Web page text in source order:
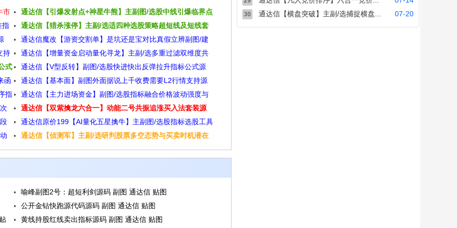
市 通达信【引爆发射点+神星牛熊】主副图/选股中线引爆临界点
介入资金利用效率高源码
指 通达信【猎杀涨停】主副/选适四种选股策略超短线及短线套
利源码
通达信魔改【游资交割单】是坑还是宝对比真假立辨副图/建
仓真拉升源码
持 通达信【增量资金启动量化寻龙】主副/选多重过滤双维度共
振主力资金识别与共振源码
式 通达信【V型反转】副图/选股快进快出反弹拉升指标公式源
码
函 通达信【基本面】副图外面据说上千收费需要L2行情支持源
码
指 通达信【主力进场资金】副图/选股指标融合价格波动强度与
成交量分布原理规避假放量陷阱源码
通达信【双紫擒龙六合一】动能二号共振追涨买入法套装源
码 通达信原价199【AI量化五星擒牛】主副图/选股指标选股工具
回测胜率96%源码
通达信【侦测军】主副/选研判股票多空态势与买卖时机潜在
的转折点源码
喻峰副图2号：超短利剑源码 副图 通达信 贴图
公开金钻快跑源代码源码 副图 通达信 贴图
黄线持股红线卖出指标源码 副图 通达信 贴图
30 通达信【横盘突破】主副/选捕捉横盘... 07-20